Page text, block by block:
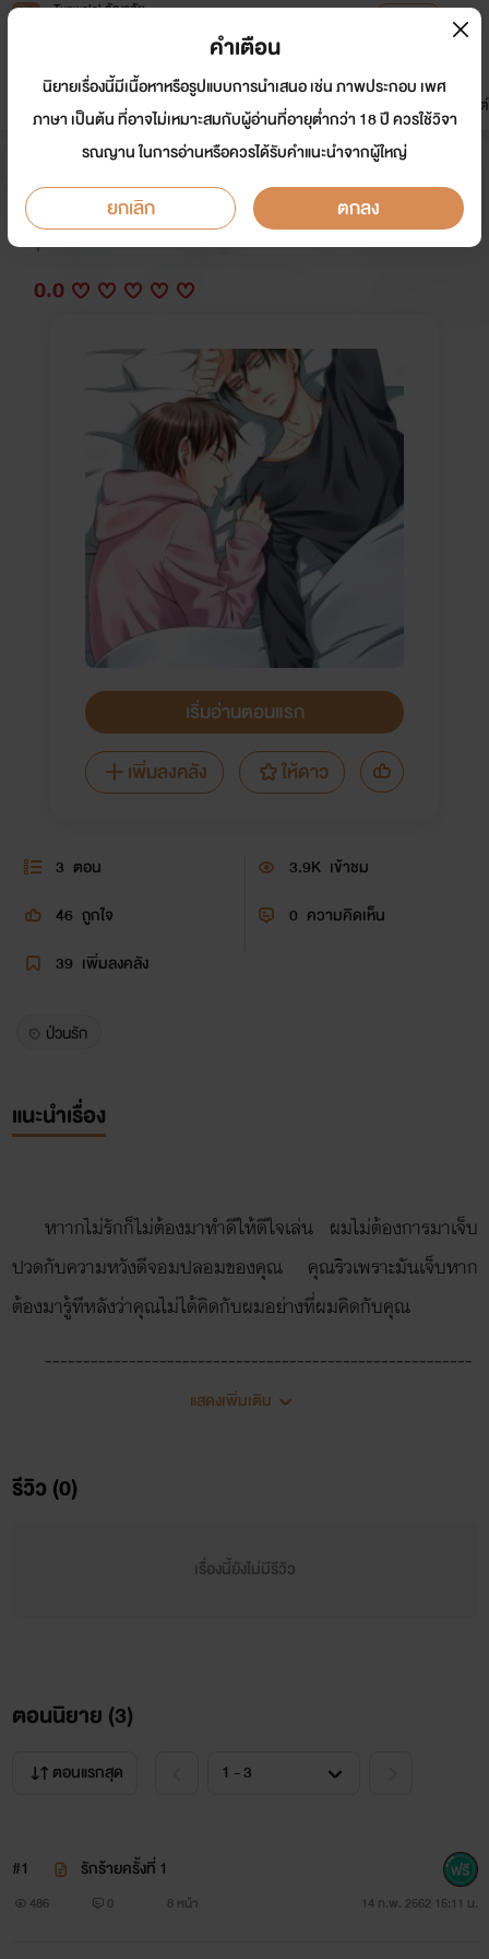
Tunwalai ธัญวลัย
หน้าแรก นิยาย อีบุ๊ก การ์ตูน
มาใหม่
ดรีมแชท ธัญลิสต์
[yaoi] รักร้าย พยัคฆ์ซ่อนเล็บ
นักเขียน: ร้องเท้าเปื้อนฝุ่น
Y
0.0
เริ่มอ่านตอนแรก
เพิ่มลงคลัง
ให้ดาว
3 ตอน 3.9K เข้าชม
46 ถูกใจ 0 ความคิดเห็น
39 เพิ่มลงคลัง
ป่วนรัก
แนะนำเรื่อง
หาากไม่รักก็ไม่ต้องมาทำดีให้ดีใจเล่น ผมไม่ต้องการมาเจ็บ
ปวดกับความหวังดีจอมปลอมของคุณ คุณริวเพราะมันเจ็บหาก
ต้องมารู้ทีหลังว่าคุณไม่ได้คิดกับผมอย่างที่ผมคิดกับคุณ
--------------------------------------------------------
แต่ก็อยากแบ่งปันให้คนอื่นได้อ่านด้วย เพราะมันเป็นความสุข
มัน แม้มันอาจไม่ดีเลิศอย่างคนอื่นเขา แต่อยากจะทำจนสุดความ
ป.ล. เรื่องนี้ชาเคยเขียนแล้วแต่เป็นนามปากกาอื่น แล้วหยุด
เขียนไปเพราะมัน 100 กิโล 5555555555 (คือตันนั้นแหละ) เพราะ
แล้ว แต่กลับมาคราวนี้เอาเรื่องเดิมมาแก้ไขให้มันดีกว่าเก่าขึ้นมา
หน่อยนิดหนึ่ง ขอย่ำว่านิดหนึ่งจิงๆ.........
แสดงเพิ่มเติม
รีวิว (0)
เรื่องนี้ยังไม่มีรีวิว
ตอนนิยาย (3)
ตอนแรกสุด
#1 รักร้ายครั้งที่ 1
486 0 8 หน้า 14 ก.พ. 2562 15:11 น.
คำเตือน
นิยายเรื่องนี้มีเนื้อหาหรือรูปแบบการนำเสนอ เช่น ภาพประกอบ เพศ
ภาษา เป็นต้น ที่อาจไม่เหมาะสมกับผู้อ่านที่อายุต่ำกว่า 18 ปี ควรใช้วิจา
รณญาน ในการอ่านหรือควรได้รับคำแนะนำจากผู้ใหญ่
ยกเลิก ตกลง